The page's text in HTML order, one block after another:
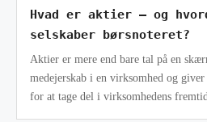
Hvad er aktier – og
selskaber børsnoteret?
Aktier er mere end bare tal på en
medejerskab i en virksomhed og giver dig som investor mulighed
for at tage del i virksomhedens